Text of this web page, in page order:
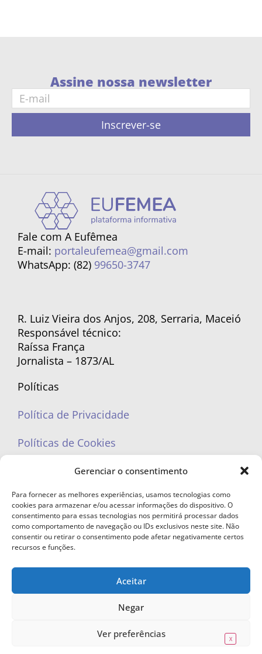
Gerenciar o consentimento
Para fornecer as melhores experiências, usamos tecnologias como
cookies para armazenar e/ou acessar informações do dispositivo. O
consentimento para essas tecnologias nos permitirá processar dados
como comportamento de navegação ou IDs exclusivos neste site. Não
consentir ou retirar o consentimento pode afetar negativamente certos
recursos e funções.
Aceitar
Negar
Ver preferências
Assine nossa newsletter
Inscrever-se
Fale com A Eufêmea
E-mail: portaleufemea@gmail.com
WhatsApp: (82) 99650-3747
R. Luiz Vieira dos Anjos, 208, Serraria, Maceió
Responsável técnico:
Raíssa França
Jornalista – 1873/AL
Políticas
Política de Privacidade
Políticas de Cookies
portaleufemea@gmail.com
© Copyright 2023 - Todos os direitos reservados. Proibida cópia total ou
parcial sem autorização.
X